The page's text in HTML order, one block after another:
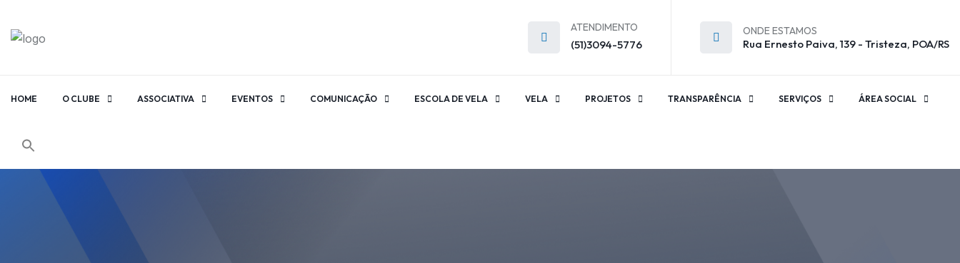
ATENDIMENTO
(51)3094-5776
ONDE ESTAMOS
Rua Ernesto Paiva, 139 - Tristeza, POA/RS
HOME O CLUBE ASSOCIATIVA EVENTOS COMUNICAÇÃO ESCOLA DE VELA VELA PROJETOS TRANSPARÊNCIA SERVIÇOS ÁREA SOCIAL